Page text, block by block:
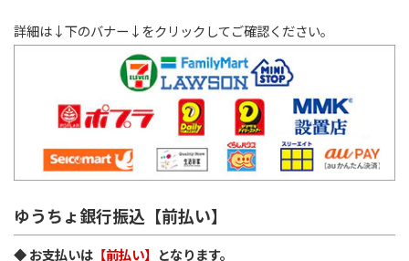
詳細は↓下のバナー↓をクリックしてご確認ください。
ゆうちょ銀行振込【前払い】
◆ お支払いは 【前払い】 となります。